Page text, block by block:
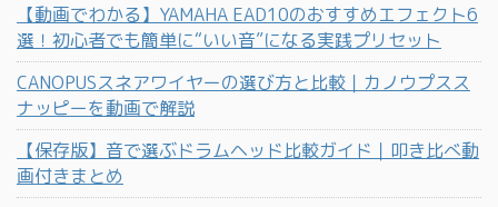
【動画でわかる】YAMAHA EAD10のおすすめエフェクト6
選！初心者でも簡単に“いい音”になる実践プリセット
CANOPUSスネアワイヤーの選び方と比較｜カノウプスス
ナッピーを動画で解説
【保存版】音で選ぶドラムヘッド比較ガイド｜叩き比べ動
画付きまとめ